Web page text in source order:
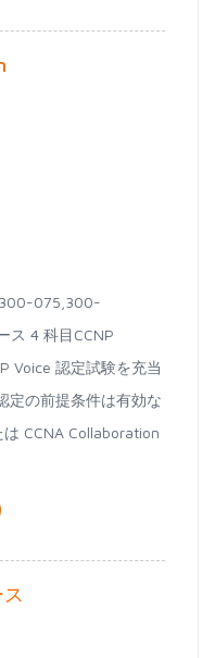
075,300-
ス 4 科目CCNP
Voice 認定試験を充当
定の前提条件は有効な
CCNA Collaboration